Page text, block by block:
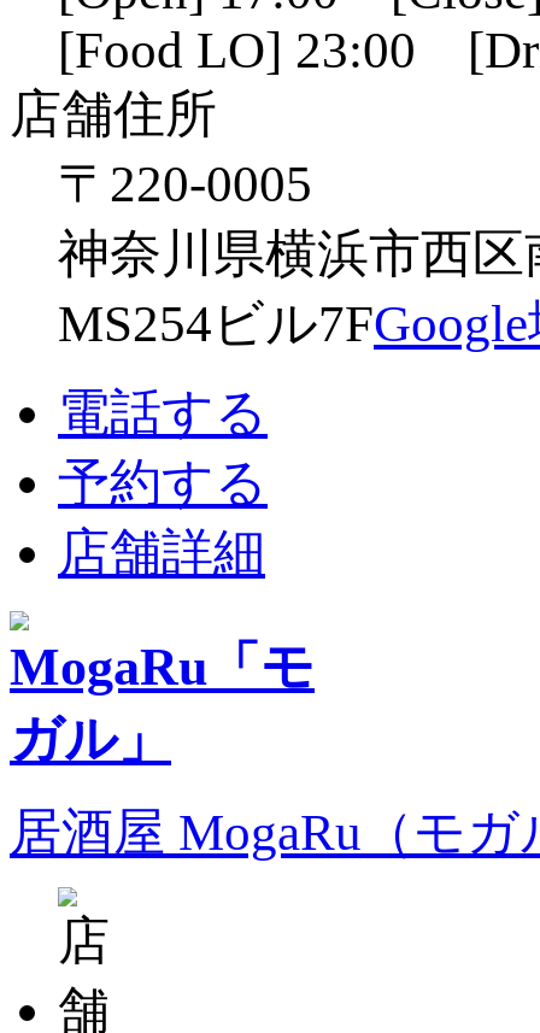
[Food LO] 23:00
店舗住所
〒220-0005
神奈川県横浜市西区
MS254ビル7F
電話する
予約する
店舗詳細
居酒屋 MogaRu（モ